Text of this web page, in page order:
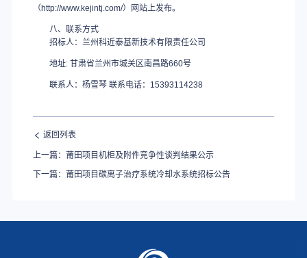
（http://www.kejintj.com/）网站上发布。
八、联系方式
招标人：兰州科近泰基新技术有限责任公司
地址: 甘肃省兰州市城关区南昌路660号
联系人：杨雪琴 联系电话：15393114238
返回列表
上一篇：莆田项目机柜及附件竞争性谈判结果公示
下一篇：莆田项目碳离子治疗系统冷却水系统招标公告